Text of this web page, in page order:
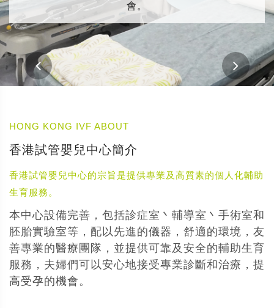
會。
HONG KONG IVF ABOUT
香港試管嬰兒中心簡介
香港試管嬰兒中心的宗旨是提供專業及高質素的個人化輔助
生育服務。
本中心設備完善，包括診症室丶輔導室丶手術室和
胚胎實驗室等，配以先進的儀器，舒適的環境，友
善專業的醫療團隊，並提供可靠及安全的輔助生育
服務，夫婦們可以安心地接受專業診斷和治療，提
高受孕的機會。